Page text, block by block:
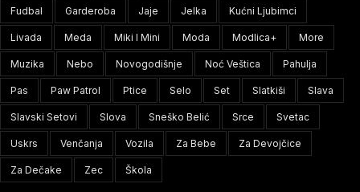
Fudbal Garderoba Jaje Jelka Kućni Ljubimci
Livada Meda Miki I Mini Moda Modlica+ More
Muzika Nebo Novogodišnje Noć Veštica Pahulja
Pas Paw Patrol Ptice Selo Set Slatkiši Slava
Slavski Setovi Slova Sneško Belić Srce Svetac
Uskrs Venčanja Vozila Za Bebe Za Devojčice
Za Dečake Zec Škola